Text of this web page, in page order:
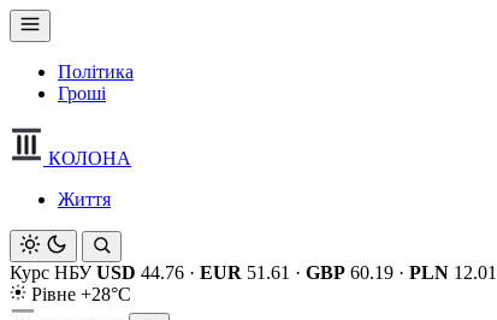
Політика
Гроші
КОЛОНА
Життя
Курс НБУ USD 44.76 · EUR 51.61 · GBP 60.19 · PLN 12.01
Рівне +28°C